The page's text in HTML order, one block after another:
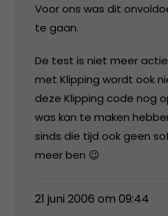
Voor ons was dit
te gaan.
De test is niet meer
met Klipping wordt ook
deze Klipping code nog
was kan te maken
sinds die tijd ook geen
meer ben 😉
21 juni 2006 om 09:44